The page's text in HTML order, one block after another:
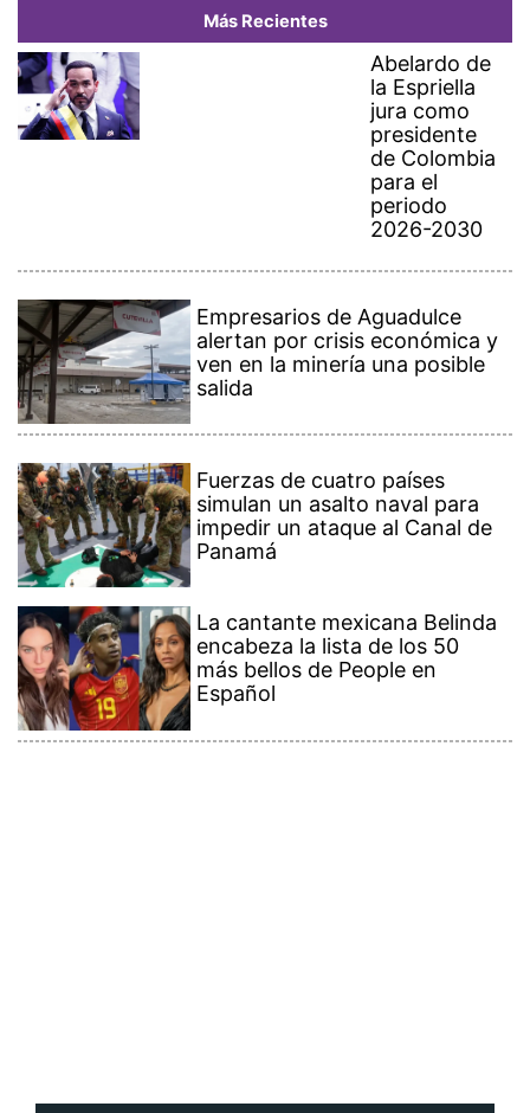
Más Recientes
Abelardo de
la Espriella
jura como
presidente
de Colombia
para el
periodo
2026-2030
Empresarios de Aguadulce
alertan por crisis económica y
ven en la minería una posible
salida
Fuerzas de cuatro países
simulan un asalto naval para
impedir un ataque al Canal de
Panamá
La cantante mexicana Belinda
encabeza la lista de los 50
más bellos de People en
Español